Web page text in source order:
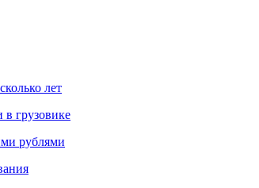
лет
в грузовике
рублями